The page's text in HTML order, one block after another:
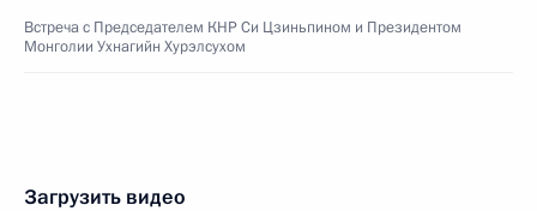
Встреча с Председателем КНР Си Цзиньпином и Президентом
Монголии Ухнагийн Хурэлсухом
Загрузить видео